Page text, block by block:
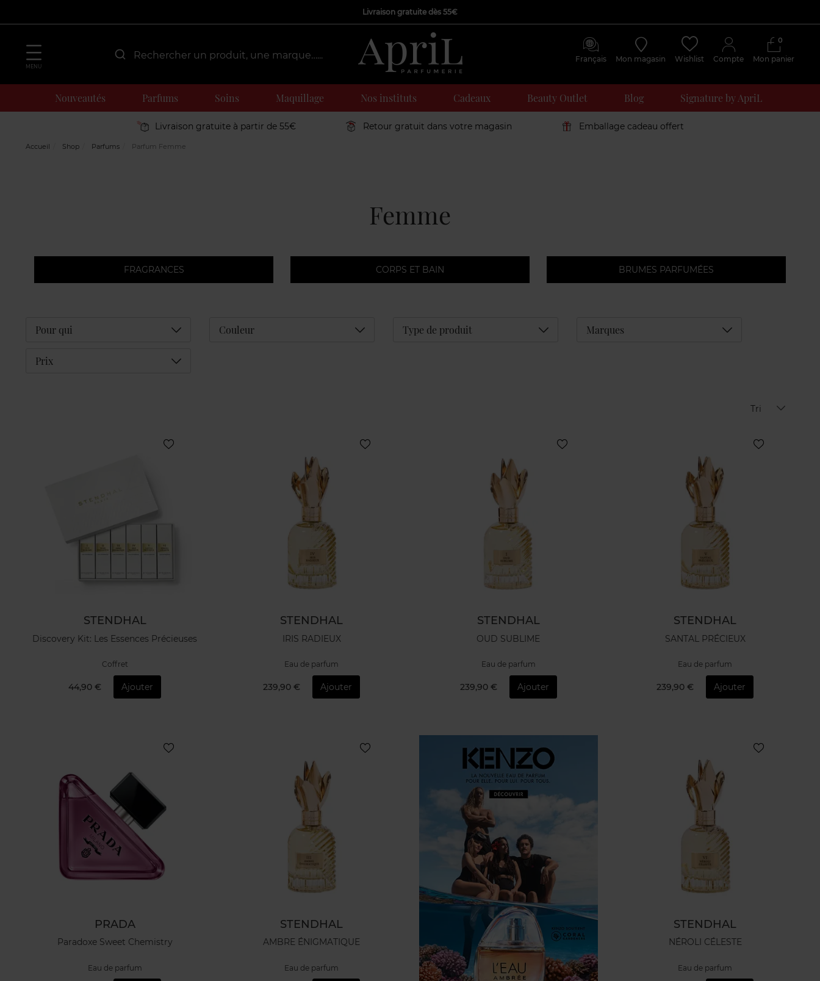
Livraison gratuite dès 55€
MENU
Français Mon magasin Wishlist Compte Mon panier
0
Nouveautés Parfums Soins Maquillage Nos instituts Cadeaux Beauty Outlet Blog Signature by ApriL
Livraison gratuite à partir de 55€ Retour gratuit dans votre magasin Emballage cadeau offert
Accueil Shop Parfums Parfum Femme
Femme
FRAGRANCES CORPS ET BAIN BRUMES PARFUMÉES
Pour qui Déplier Couleur Déplier Type de produit Déplier Marques Déplier
Prix Déplier
Tri
STENDHAL
Discovery Kit: Les Essences Précieuses
Coffret
44,90 € Ajouter
STENDHAL
IRIS RADIEUX
Eau de parfum
239,90 € Ajouter
STENDHAL
OUD SUBLIME
Eau de parfum
239,90 € Ajouter
STENDHAL
SANTAL PRÉCIEUX
Eau de parfum
239,90 € Ajouter
PRADA
Paradoxe Sweet Chemistry
Eau de parfum
STENDHAL
AMBRE ÉNIGMATIQUE
Eau de parfum
STENDHAL
NÉROLI CÉLESTE
Eau de parfum